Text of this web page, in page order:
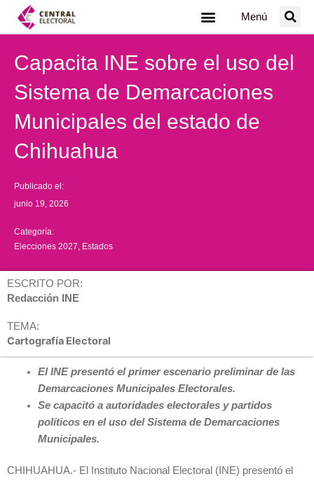
Menú
Capacita INE sobre el uso del
Sistema de Demarcaciones
Municipales del estado de
Chihuahua
Publicado el:
junio 19, 2026
Categoría:
Elecciones 2027 Estados
ESCRITO POR:
Redacción INE
TEMA:
Cartografía Electoral
El INE presentó el primer escenario preliminar de las
Demarcaciones Municipales Electorales.
Se capacitó a autoridades electorales y partidos
políticos en el uso del Sistema de Demarcaciones
Municipales.
CHIHUAHUA.- El Instituto Nacional Electoral (INE) presentó el